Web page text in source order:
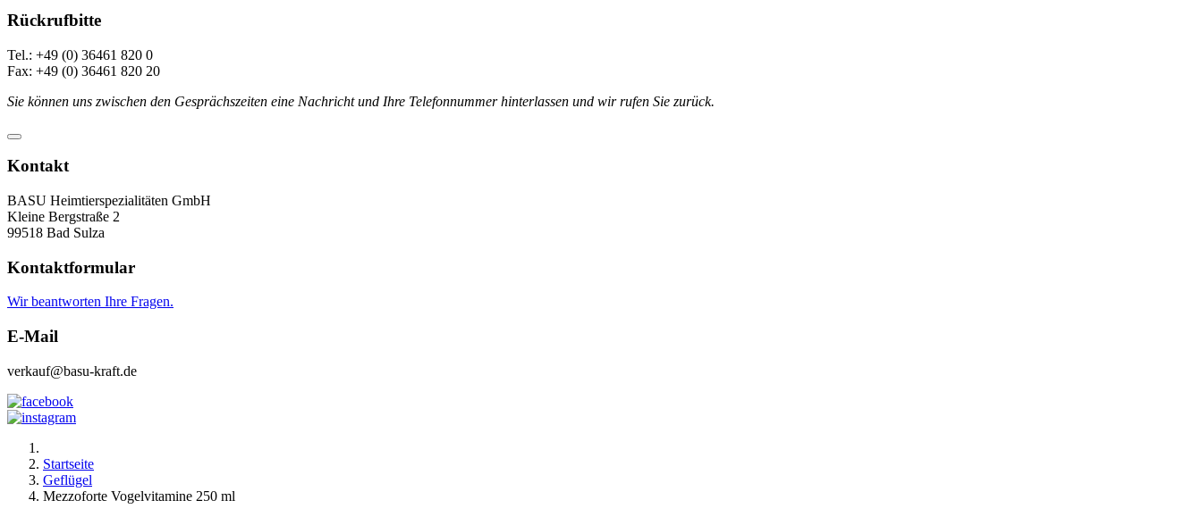
Rückrufbitte
Tel.: +49 (0) 36461 820 0
Fax: +49 (0) 36461 820 20
Sie können uns zwischen den Gesprächszeiten eine Nachricht und Ihre Telefonnummer hinterlassen und wir rufen Sie zurück.
Kontakt
BASU Heimtierspezialitäten GmbH
Kleine Bergstraße 2
99518 Bad Sulza
Kontaktformular
Wir beantworten Ihre Fragen.
E-Mail
verkauf@basu-kraft.de
Startseite
Geflügel
Mezzoforte Vogelvitamine 250 ml